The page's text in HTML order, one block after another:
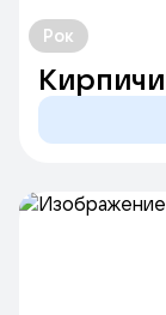
Рок
Кирпичи